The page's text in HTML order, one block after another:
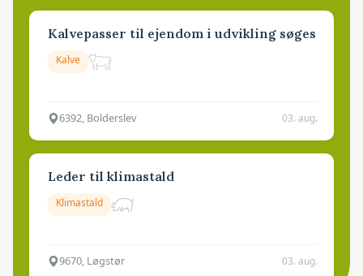
Kalvepasser til ejendom i udvikling søges
Kalve
6392, Bolderslev 03. aug.
Leder til klimastald
Klimastald
9670, Løgstør 03. aug.